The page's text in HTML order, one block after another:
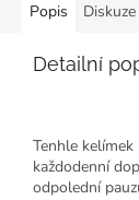
Popis Diskuze
Detailní
Tenhle
každodenní
odpolední